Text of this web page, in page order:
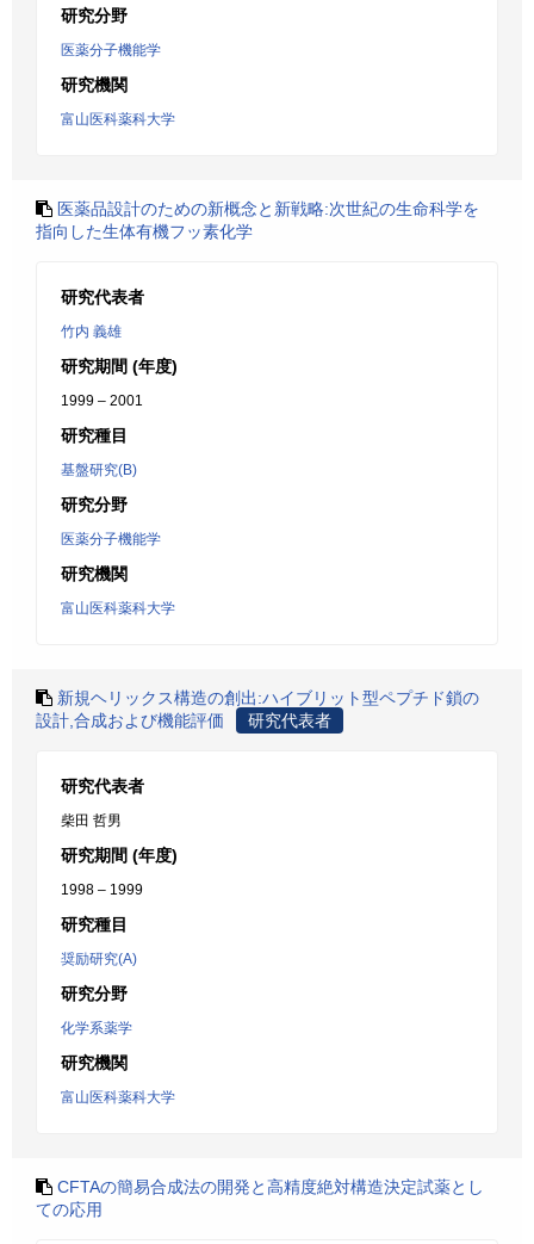
研究分野
医薬分子機能学
研究機関
富山医科薬科大学
医薬品設計のための新概念と新戦略:次世紀の生命科学を
指向した生体有機フッ素化学
研究代表者
竹内 義雄
研究期間 (年度)
1999 – 2001
研究種目
基盤研究(B)
研究分野
医薬分子機能学
研究機関
富山医科薬科大学
新規ヘリックス構造の創出:ハイブリット型ペプチド鎖の
設計,合成および機能評価
研究代表者
研究代表者
柴田 哲男
研究期間 (年度)
1998 – 1999
研究種目
奨励研究(A)
研究分野
化学系薬学
研究機関
富山医科薬科大学
CFTAの簡易合成法の開発と高精度絶対構造決定試薬とし
ての応用